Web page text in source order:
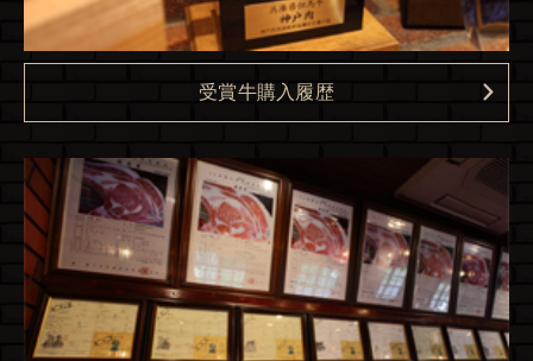
受賞牛購入履歴